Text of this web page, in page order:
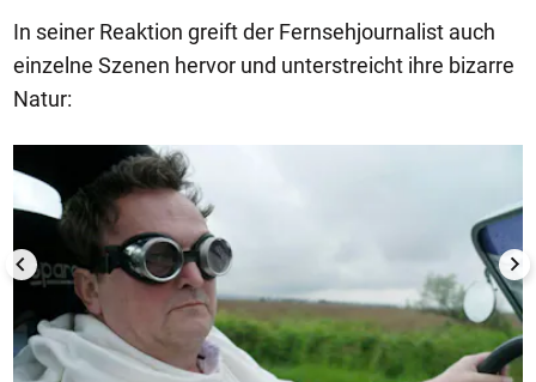
In seiner Reaktion greift der Fernsehjournalist auch
einzelne Szenen hervor und unterstreicht ihre bizarre
Natur: